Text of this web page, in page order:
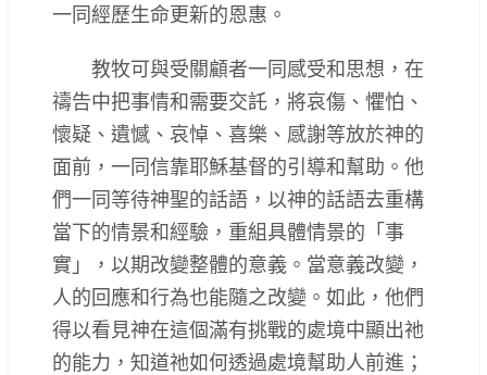
一同經歷生命更新的恩惠。
教牧可與受關顧者一同感受和思想，在
禱告中把事情和需要交託，將哀傷、懼怕、
懷疑、遺憾、哀悼、喜樂、感謝等放於神的
面前，一同信靠耶穌基督的引導和幫助。他
們一同等待神聖的話語，以神的話語去重構
當下的情景和經驗，重組具體情景的「事
實」，以期改變整體的意義。當意義改變，
人的回應和行為也能隨之改變。如此，他們
得以看見神在這個滿有挑戰的處境中顯出祂
的能力，知道祂如何透過處境幫助人前進；